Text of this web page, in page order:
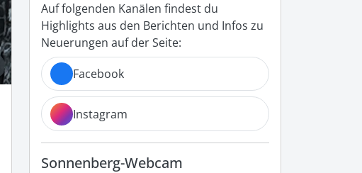
Auf folgenden Kanälen findest du
Highlights aus den Berichten und Infos zu
Neuerungen auf der Seite:
Facebook
Instagram
Sonnenberg-Webcam